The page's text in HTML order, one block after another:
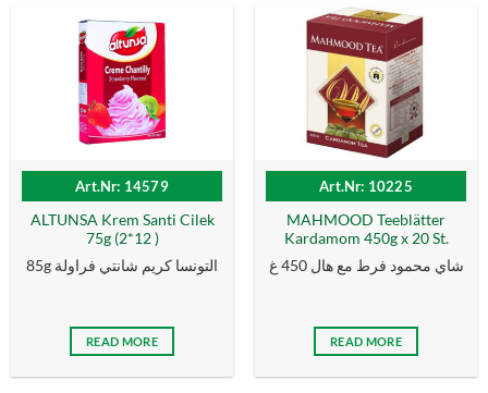
Art.Nr: 14579
ALTUNSA Krem Santi Cilek
75g (2*12 )
85g التونسا كریم شانتي فراولة
READ MORE
Art.Nr: 10225
MAHMOOD Teeblätter
Kardamom 450g x 20 St.
شاي محمود فرط مع هال 450 غ
READ MORE